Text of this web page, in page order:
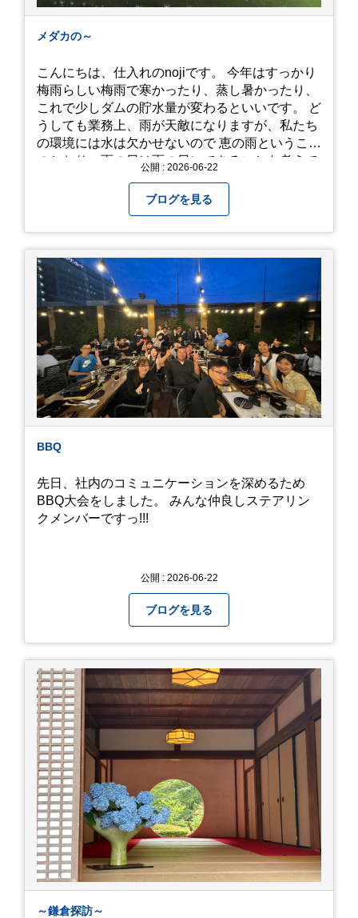
メダカの～
こんにちは、仕入れのnojiです。 今年はすっかり
梅雨らしい梅雨で寒かったり、蒸し暑かったり、
これで少しダムの貯水量が変わるといいです。 ど
うしても業務上、雨が天敵になりますが、私たち
の環境には水は欠かせないので 恵の雨というこば
のとおり、雨の日は雨の日にできることを考えて
になってしまいましたが、お家には代々10年以上
続く ヒメダカがいますが、そのメダカの池にはト
ンボが卵を産んで、ヤゴがいたり、変な虫が いた
りします。ヤゴはメダカを食べてしまうのでほん
とは別にしたいのですが、トンボに かえるところ
が見たくて飼ってみました。 が、途中までかえり
そうでしたが、だめなようでした。 秋にはたくさ
んのトンボが飛んでいますが、自然の中で成虫に
かえるというのは厳しいんだなと 実感しました。
私たち、生かされている以上、一所懸命何かをし
ないともったいないなと メダカのお池のトンボか
ら教えていただきました。
公開 : 2026-06-22
ブログを見る
BBQ
先日、社内のコミュニケーションを深めるため
BBQ大会をしました。 みんな仲良しステアリン
クメンバーですっ!!!
公開 : 2026-06-22
ブログを見る
～鎌倉探訪～